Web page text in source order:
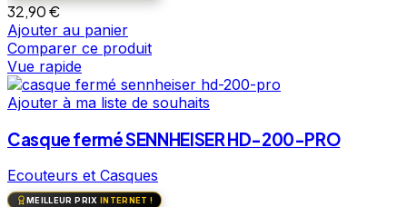
32,90€
Ajouter au panier
Comparer ce produit
Vue rapide
Ajouter à ma liste de souhaits
Casque fermé SENNHEISER HD-200-PRO
Ecouteurs et Casques
MEILLEUR PRIX INTERNET !